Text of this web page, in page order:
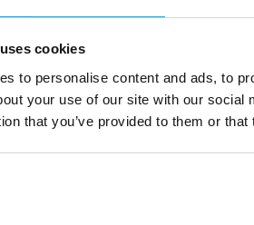
cookies
to personalise content and ads, to
your use of our site with our
that you’ve provided to them or
aanvragen van je